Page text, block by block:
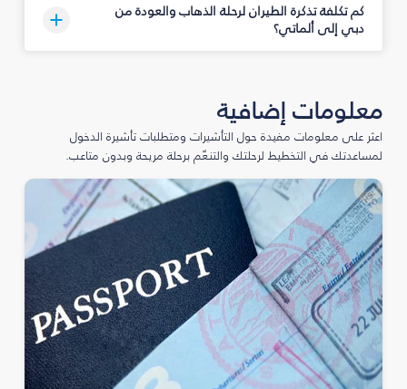
كم تكلفة تذكرة الطيران لرحلة الذهاب والعودة من
دبي إلى ألماتي؟
معلومات إضافية
اعثر على معلومات مفيدة حول التأشيرات ومتطلبات تأشيرة الدخول
لمساعدتك في التخطيط لرحلتك والتنعّم برحلة مريحة وبدون متاعب.